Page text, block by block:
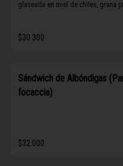
glaseada en miel de chiles, grana
$30.300
Sándwich de Albóndigas
focaccia)
$32.000